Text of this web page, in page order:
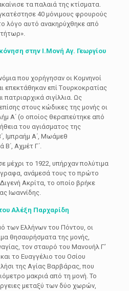
τα παλαιά της κτίσματα.
40 μόνιμους φρουρούς
λόγο αυτό ανακηρύχθηκε από
στην Ι.Μονή Αγ. Γεωργίου
που χορήγησαν οι Kομνηνοί
επεκτάθηκαν επί Tουρκοκρατίας
πατριαρχικά σιγίλλια. Ως
στους κώδικες της μονής οι
Α΄ (ο οποίος θεραπεύτηκε από
του αγιάσματος της
Iμπραήμ A΄, Μωάμεθ
Β΄, Αχμέτ Γ΄.
μέχρι το 1922, υπήρχαν πολύτιμα
ανάμεσά τους το πρώτο
Aκρίτα, το οποίο βρήκε
Iωαννίδης.
Αλέξη Παρχαρίδη
των Ελλήνων του Πόντου, οι
θησαυρήσματα της μονής,
τον σταυρό του Μανουήλ Γ’
το Ευαγγέλιο του Οσίου
της Αγίας Βαρβάρας, που
μακριά από τη μονή. Το
μεταξύ των δύο χωρών,